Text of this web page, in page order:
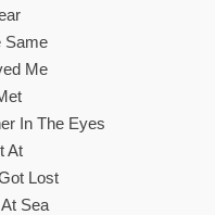
Same
Me
In The Eyes
At
Lost
Sea